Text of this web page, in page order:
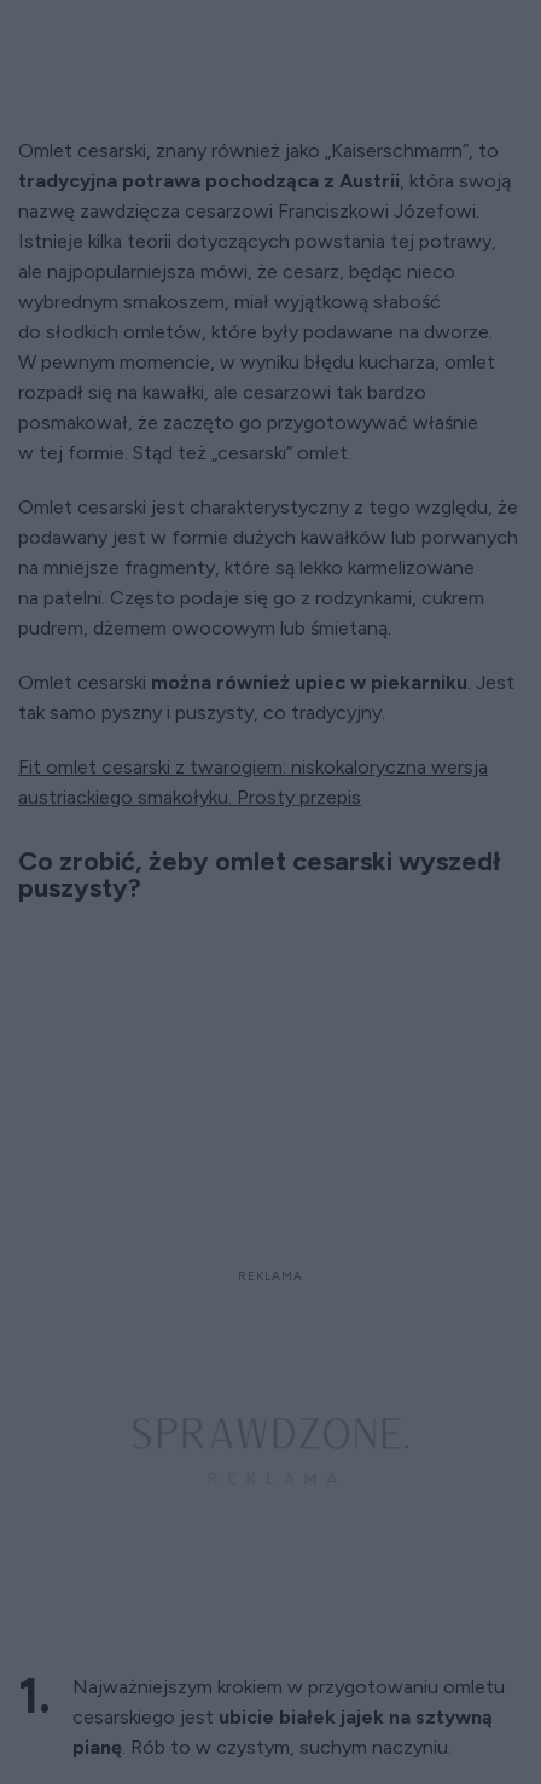
Omlet cesarski, znany również jako „Kaiserschmarrn”, to
tradycyjna potrawa pochodząca z Austrii, która swoją
nazwę zawdzięcza cesarzowi Franciszkowi Józefowi.
Istnieje kilka teorii dotyczących powstania tej potrawy,
ale najpopularniejsza mówi, że cesarz, będąc nieco
wybrednym smakoszem, miał wyjątkową słabość
do słodkich omletów, które były podawane na dworze.
W pewnym momencie, w wyniku błędu kucharza, omlet
rozpadł się na kawałki, ale cesarzowi tak bardzo
posmakował, że zaczęto go przygotowywać właśnie
w tej formie. Stąd też „cesarski” omlet.
Omlet cesarski jest charakterystyczny z tego względu, że
podawany jest w formie dużych kawałków lub porwanych
na mniejsze fragmenty, które są lekko karmelizowane
na patelni. Często podaje się go z rodzynkami, cukrem
pudrem, dżemem owocowym lub śmietaną.
Omlet cesarski można również upiec w piekarniku. Jest
tak samo pyszny i puszysty, co tradycyjny.
Fit omlet cesarski z twarogiem: niskokaloryczna wersja
austriackiego smakołyku. Prosty przepis
Co zrobić, żeby omlet cesarski wyszedł
puszysty?
Najważniejszym krokiem w przygotowaniu omletu
cesarskiego jest ubicie białek jajek na sztywną
pianę. Rób to w czystym, suchym naczyniu.